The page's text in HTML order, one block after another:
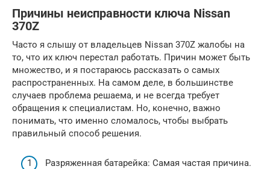
Причины неисправности ключа Nissan
370Z
Часто я слышу от владельцев Nissan 370Z жалобы на
то, что их ключ перестал работать. Причин может быть
множество, и я постараюсь рассказать о самых
распространенных. На самом деле, в большинстве
случаев проблема решаема, и не всегда требует
обращения к специалистам. Но, конечно, важно
понимать, что именно сломалось, чтобы выбрать
правильный способ решения.
Разряженная батарейка: Самая частая причина.